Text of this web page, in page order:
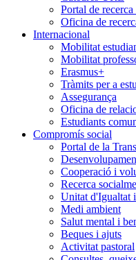
Portal de
Oficina de
Internacional
Mobilitat
Mobilitat
Erasmus+
Tràmits per a
Assegurança
Oficina de
Estudiants
Compromís social
Portal de la
Cooperació i
Recerca
Unitat d'Igualtat
Medi ambient
Salut mental i
Beques i ajuts
Activitat pastoral